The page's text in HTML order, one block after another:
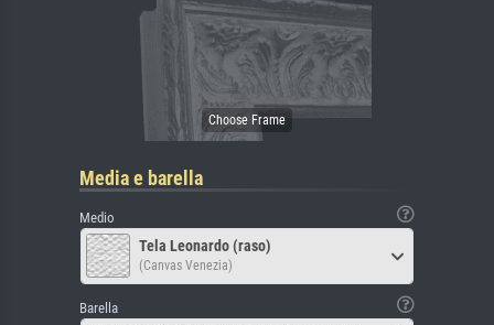
Media e barella
Medio
Tela Leonardo (raso)
(Canvas Venezia)
Barella